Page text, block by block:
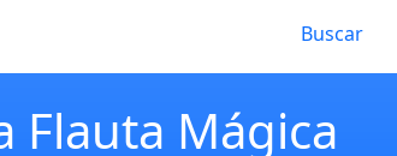
Buscar
Flauta Mágica